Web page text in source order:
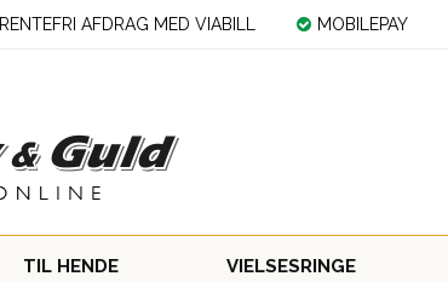
RENTEFRI AFDRAG MED VIABILL MOBILEPAY
TIL HENDE VIELSESRINGE